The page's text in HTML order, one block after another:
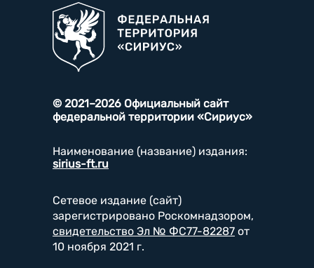
© 2021–2026 Официальный сайт
федеральной территории «Сириус»
Наименование (название) издания:
sirius-ft.ru
Сетевое издание (сайт)
зарегистрировано Роскомнадзором,
свидетельство Эл № ФС77-82287 от
10 ноября 2021 г.